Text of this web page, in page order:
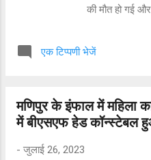
की मौत हो गई
लॉन्चिंग मशीनें
गिरी जिसकी
मशीन के साथ
एक टिप्पणी भेजें
मणिपुर के इंफाल में महिला
में बीएसएफ हेड कॉन्स्टेबल
- जुलाई 26, 2023